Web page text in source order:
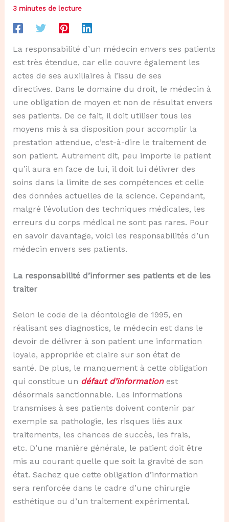
3 minutes de lecture
La responsabilité d’un médecin envers ses patients
est très étendue, car elle couvre également les
actes de ses auxiliaires à l’issu de ses
directives. Dans le domaine du droit, le médecin à
une obligation de moyen et non de résultat envers
ses patients. De ce fait, il doit utiliser tous les
moyens mis à sa disposition pour accomplir la
prestation attendue, c’est-à-dire le traitement de
son patient. Autrement dit, peu importe le patient
qu’il aura en face de lui, il doit lui délivrer des
soins dans la limite de ses compétences et celle
des données actuelles de la science. Cependant,
malgré l’évolution des techniques médicales, les
erreurs du corps médical ne sont pas rares. Pour
en savoir davantage, voici les responsabilités d’un
médecin envers ses patients.
La responsabilité d’informer ses patients et de les
traiter
Selon le code de la déontologie de 1995, en
réalisant ses diagnostics, le médecin est dans le
devoir de délivrer à son patient une information
loyale, appropriée et claire sur son état de
santé. De plus, le manquement à cette obligation
qui constitue un défaut d’informationest
désormais sanctionnable. Les informations
transmises à ses patients doivent contenir par
exemple sa pathologie, les risques liés aux
traitements, les chances de succès, les frais,
etc. D’une manière générale, le patient doit être
mis au courant quelle que soit la gravité de son
état. Sachez que cette obligation d’information
sera renforcée dans le cadre d’une chirurgie
esthétique ou d’un traitement expérimental.